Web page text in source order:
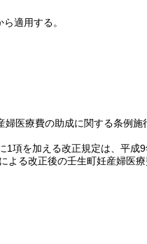
適用する。
医療費の助成に関する条例
1項を加える改正規定は、平成9
による改正後の壬生町妊産婦医